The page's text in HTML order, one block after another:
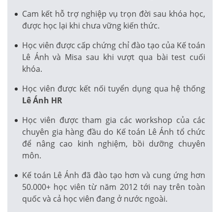
Cam kết hỗ trợ nghiệp vụ trọn đời sau khóa học,
được học lại khi chưa vững kiến thức.
Học viên được cấp chứng chỉ đào tạo của Kế toán
Lê Ánh và Misa sau khi vượt qua bài test cuối
khóa.
Học viên được kết nối tuyển dụng qua hệ thống
Lê Ánh HR
Học viên được tham gia các workshop của các
chuyên gia hàng đầu do Kế toán Lê Ánh tổ chức
để nâng cao kinh nghiệm, bồi dưỡng chuyên
môn.
Kế toán Lê Ánh đã đào tạo hơn và cung ứng hơn
50.000+ học viên từ năm 2012 tới nay trên toàn
quốc và cả học viên đang ở nước ngoài.